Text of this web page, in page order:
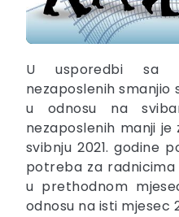
U usporedbi sa
nezaposlenih smanjio
u odnosu na
nezaposlenih manji je
svibnju 2021. godine
potreba za radnicima
u prethodnom
odnosu na isti mjesec